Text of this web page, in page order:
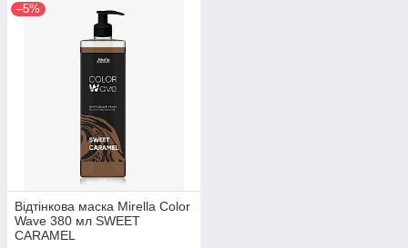
–5%
Відтінкова маска Mirella Color
Wave 380 мл SWEET
CARAMEL